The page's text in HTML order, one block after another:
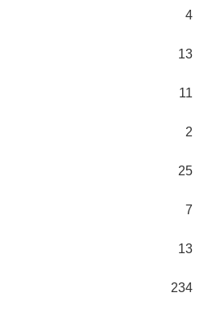
4
13
11
2
25
7
13
234